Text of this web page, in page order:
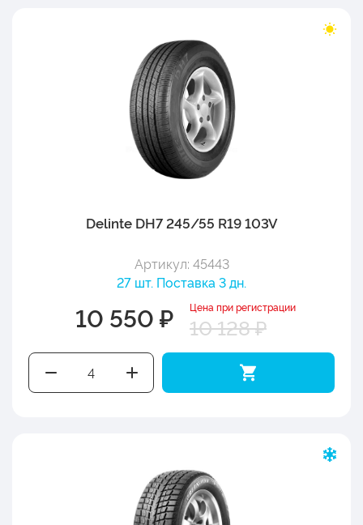
Delinte DH7 245/55 R19 103V
Артикул: 45443
27 шт. Поставка 3 дн.
10 550 ₽ Цена при регистрации
10 128 ₽